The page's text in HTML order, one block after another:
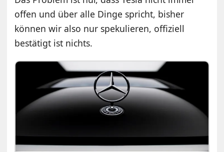
offen und über alle Dinge spricht, bisher
können wir also nur spekulieren, offiziell
bestätigt ist nichts.